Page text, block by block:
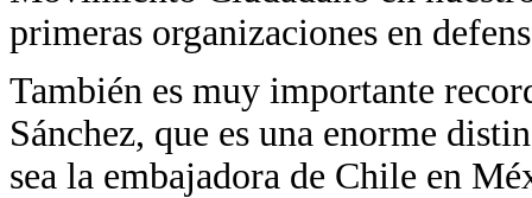
primeras organizaciones en
También es muy importante
Sánchez, que es una enorme
sea la embajadora de Chile en